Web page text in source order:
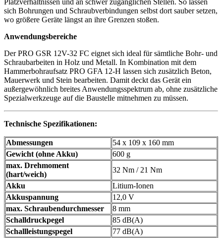
Platzverhältnissen und an schwer zugänglichen Stellen. So lassen
sich Bohrungen und Schraubverbindungen selbst dort sauber setzen,
wo größere Geräte längst an ihre Grenzen stoßen.
Anwendungsbereiche
Der PRO GSR 12V-32 FC eignet sich ideal für sämtliche Bohr- und
Schraubarbeiten in Holz und Metall. In Kombination mit dem
Hammerbohraufsatz PRO GFA 12-H lassen sich zusätzlich Beton,
Mauerwerk und Stein bearbeiten. Damit deckt das Gerät ein
außergewöhnlich breites Anwendungsspektrum ab, ohne zusätzliche
Spezialwerkzeuge auf die Baustelle mitnehmen zu müssen.
Technische Spezifikationen:
Abmessungen
54 x 109 x 160 mm
Gewicht (ohne Akku)
600 g
max. Drehmoment
(hart/weich)
32 Nm / 21 Nm
Akku
Litium-Ionen
Akkuspannung
12,0 V
max. Schraubendurchmesser
8 mm
Schalldruckpegel
85 dB(A)
Schallleistungspegel
77 dB(A)